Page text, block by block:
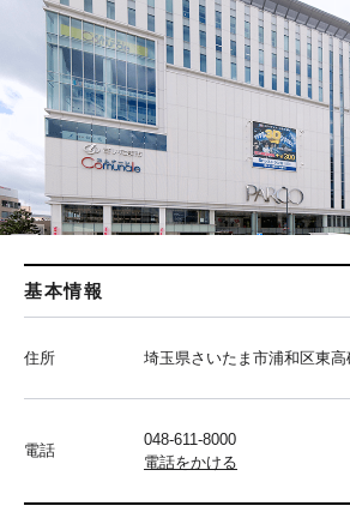
基本情報
住所 埼玉県さいたま市浦和区東高
電話
048-611-8000
電話をかける